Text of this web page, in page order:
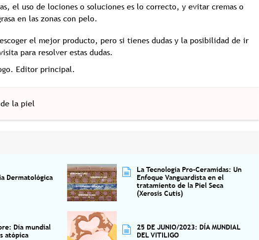
el uso de lociones o soluciones es lo correcto, y evitar cremas o
en las zonas con pelo.
el mejor producto, pero si tienes dudas y la posibilidad de ir
para resolver estas dudas.
Editor principal.
la piel
Dermatológica
La Tecnología Pro-Ceramidas: Un
Enfoque Vanguardista en el
tratamiento de la Piel Seca
(Xerosis Cutis)
Día mundial
atópica
25 DE JUNIO/2023: DÍA MUNDIAL
DEL VITILIGO